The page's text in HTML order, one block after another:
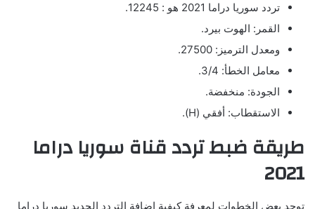
تردد سوريا دراما 2021 هو : 12245.
القمر: الهوت بيرد.
ومعدل الترميز: 27500.
معامل الخطأ: 3/4.
الجودة: منخفضة.
الاستقطاب: أفقي (H).
طريقة ضبط تردد قناة سوريا دراما
2021
توجد بعض الخطوات لمعرفة كيفية إضافة التردد الجديد سوريا دراما